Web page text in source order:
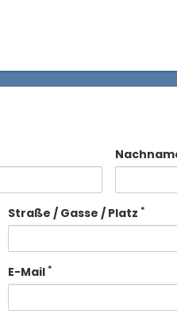
Straße / Gasse / Platz *
E-Mail *